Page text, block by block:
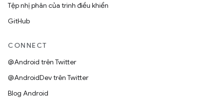
Tệp nhị phân của trình điều khiển
GitHub
CONNECT
@Android trên Twitter
@AndroidDev trên Twitter
Blog Android